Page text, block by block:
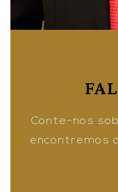
Conte-nos
encontremos